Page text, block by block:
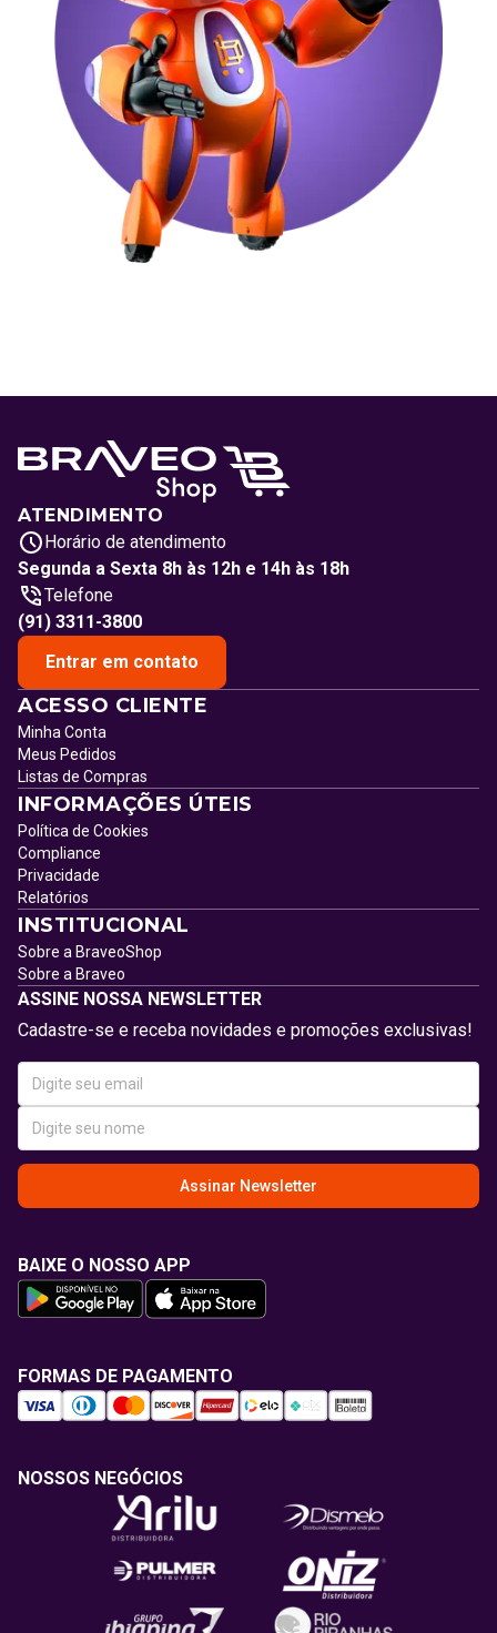
ATENDIMENTO
Horário de atendimento
Segunda a Sexta 8h às 12h e 14h às 18h
Telefone
(91) 3311-3800
Entrar em contato
ACESSO CLIENTE
Minha Conta
Meus Pedidos
Listas de Compras
INFORMAÇÕES ÚTEIS
Política de Cookies
Compliance
Privacidade
Relatórios
INSTITUCIONAL
Sobre a BraveoShop
Sobre a Braveo
ASSINE NOSSA NEWSLETTER
Cadastre-se e receba novidades e promoções exclusivas!
Assinar Newsletter
BAIXE O NOSSO APP
FORMAS DE PAGAMENTO
NOSSOS NEGÓCIOS